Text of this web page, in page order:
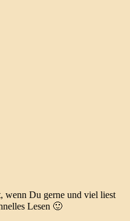
wenn Du gerne und viel liest
Lesen 🙂